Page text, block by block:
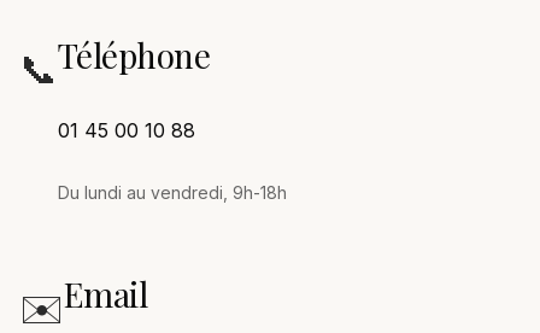
📞Téléphone
01 45 00 10 88
Du lundi au vendredi, 9h-18h
✉️Email